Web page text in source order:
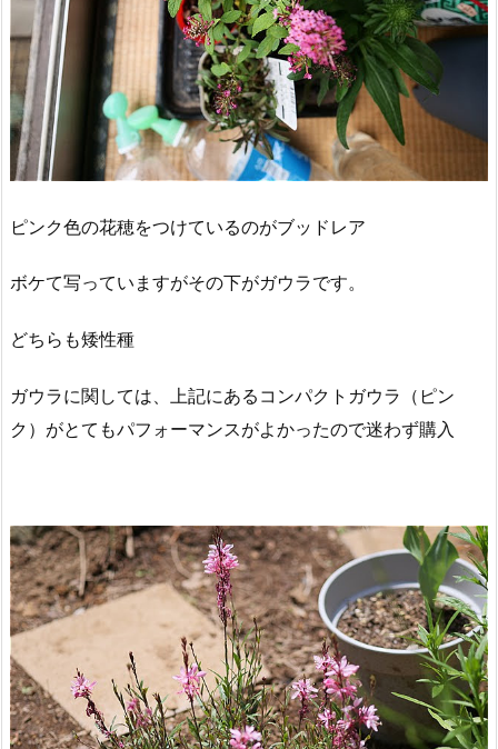
ピンク色の花穂をつけているのがブッドレア
ボケて写っていますがその下がガウラです。
どちらも矮性種
ガウラに関しては、上記にあるコンパクトガウラ（ピン
ク）がとてもパフォーマンスがよかったので迷わず購入